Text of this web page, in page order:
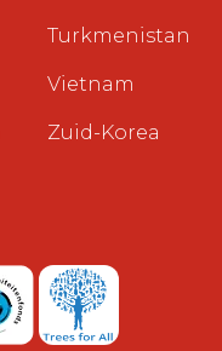
Turkmenistan
Vietnam
Zuid-Korea